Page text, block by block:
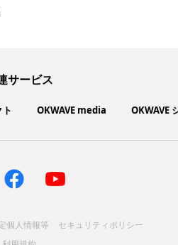
サービス
OKWAVE media OKWAVE
生活・暮らし
リバス用品
ト
い物サイト
ンピュ
ス
個人情報等
セキュリティポリシー